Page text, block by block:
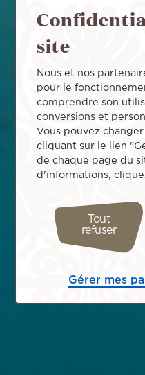
site
Nous et nos
pour le
comprendre son
conversions et
Vous pouvez
cliquant sur le lien
de chaque page du
d'informations,
Tout
refuser
Gérer mes